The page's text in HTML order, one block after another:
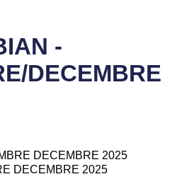
-
DECEMBRE
DECEMBRE 2025
DECEMBRE 2025